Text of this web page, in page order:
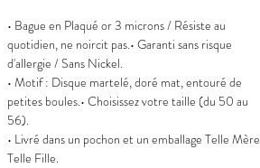
• Bague en Plaqué or 3 microns / Résiste au
quotidien, ne noircit pas.• Garanti sans risque
d'allergie / Sans Nickel.
• Motif : Disque martelé, doré mat, entouré de
petites boules.• Choisissez votre taille (du 50 au
56).
• Livré dans un pochon et un emballage Telle Mère
Telle Fille.